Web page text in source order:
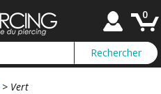
0
> Vert